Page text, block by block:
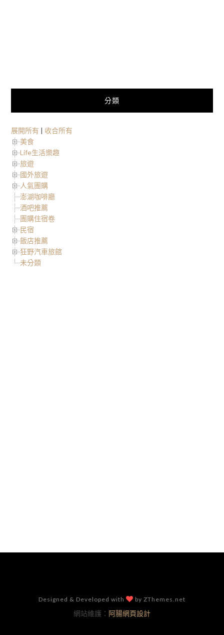
分類
展開所有 | 收合所有
美食
Life生活樂趣
旅遊
國外旅遊
人氣團購
澎湖咖啡廳
酒吧推薦
團購住宿卷
民宿
飯店推薦
狂野汽車旅館
未分類
Designed & Developed with by ZThemes.net
網站維護： 阿腸網頁設計